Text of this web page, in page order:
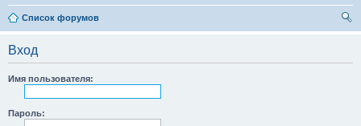
Список форумов
Вход
Имя пользователя:
Пароль: